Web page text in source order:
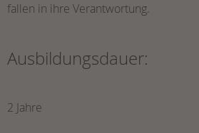
fallen in ihre Verantwortung.
Ausbildungsdauer:
2 Jahre